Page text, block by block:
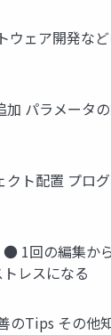
ェア開発な
パラメータ
ト配置 プロ
1回の編集か
レスになる
のTips その他